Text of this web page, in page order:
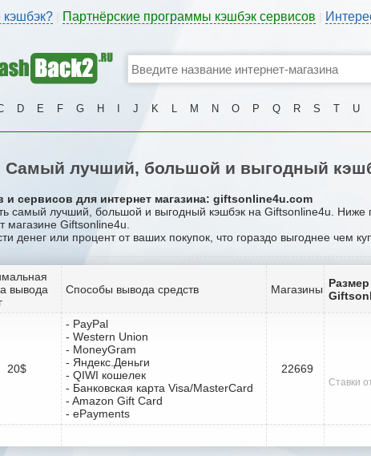
кэшбэк? Партнёрские программы кэшбэк сервисов
D E F G H J K L M N O P Q R S T U
Самый лучший, большой и выгодный
и сервисов для интернет магазина: giftsonline4u.com
самый лучший, большой и выгодный кэшбэк на Giftsonline4u.
магазине Giftsonline4u.
денег или процент от ваших покупок, что гораздо выгоднее чем
вывода
Способы вывода средств Магазины
20$
- PayPal
- Western Union
- MoneyGram
- Яндекс.Деньги
- QIWI кошелек
- Банковская карта Visa/MasterCard
- Amazon Gift Card
- ePayments
22669
Ставки